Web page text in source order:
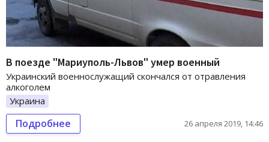
В поезде "Мариуполь-Львов" умер военный
Украинский военнослужащий скончался от отравления
алкоголем
Украина
Подробнее 26 апреля 2019, 14:46